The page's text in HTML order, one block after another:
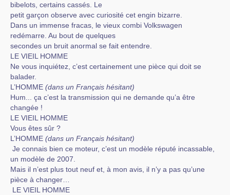
bibelots, certains cassés. Le
petit garçon observe avec curiosité cet engin bizarre.
Dans un immense fracas, le vieux combi Volkswagen
redémarre. Au bout de quelques
secondes un bruit anormal se fait entendre.
LE VIEIL HOMME
Ne vous inquiétez, c’est certainement une pièce qui doit se
balader.
L’HOMME (dans un Français hésitant)
Hum... ça c’est la transmission qui ne demande qu’a être
changée !
LE VIEIL HOMME
Vous êtes sûr ?
L’HOMME (dans un Français hésitant)
Je connais bien ce moteur, c’est un modèle réputé incassable,
un modèle de 2007.
Mais il n’est plus tout neuf et, à mon avis, il n’y a pas qu’une
pièce à changer…
LE VIEIL HOMME